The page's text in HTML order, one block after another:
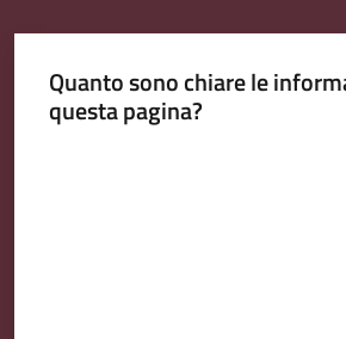
Quanto sono chiare le
questa pagina?